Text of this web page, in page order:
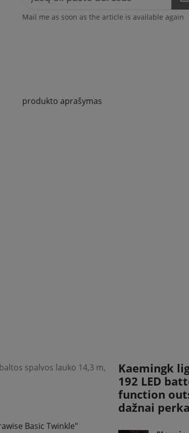
Mail me as soon as the article is available again
produkto aprašymas
spalvos lauko 14,3 m,
Basic Twinkle"
Kaemingk
192 LED
function
dažnai